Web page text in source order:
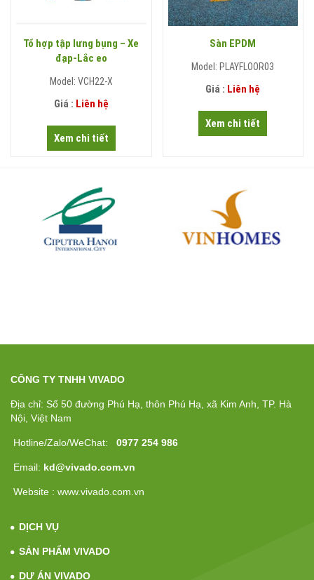
Tổ hợp tập lưng bụng – Xe
đạp-Lắc eo
Model: VCH22-X
Giá : Liên hệ
Xem chi tiết
Sàn EPDM
Model: PLAYFLOOR03
Giá : Liên hệ
Xem chi tiết
CÔNG TY TNHH VIVADO
Địa chỉ: Số 50 đường Phú Hạ, thôn Phú Hạ, xã Kim Anh, TP. Hà
Nội, Việt Nam
Hotline/Zalo/WeChat: 0977 254 986
Email: kd@vivado.com.vn
Website : www.vivado.com.vn
DỊCH VỤ
SẢN PHẨM VIVADO
DỰ ÁN VIVADO